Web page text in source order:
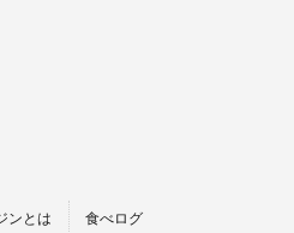
ンとは 食べログ